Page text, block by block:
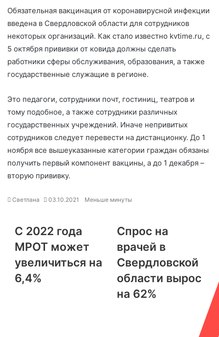
Обязательная вакцинация от коронавирусной инфекции
введена в Свердловской области для сотрудников
некоторых организаций. Как стало известно kvtime.ru, с
5 октября прививки от ковида должны сделать
работники сферы обслуживания, образования, а также
государственные служащие в регионе.
Это педагоги, сотрудники почт, гостиниц, театров и
тому подобное, а также сотрудники различных
государственных учреждений. Иначе непривитых
сотрудников следует перевести на дистанционку. До 1
ноября все вышеуказанные категории граждан обязаны
получить первый компонент вакцины, а до 1 декабря –
вторую прививку.
Светлана 03.10.2021 Меньше минуты
С 2022 года
МРОТ может
увеличиться на
6,4%
Спрос на
врачей в
Свердловской
области вырос
на 62%